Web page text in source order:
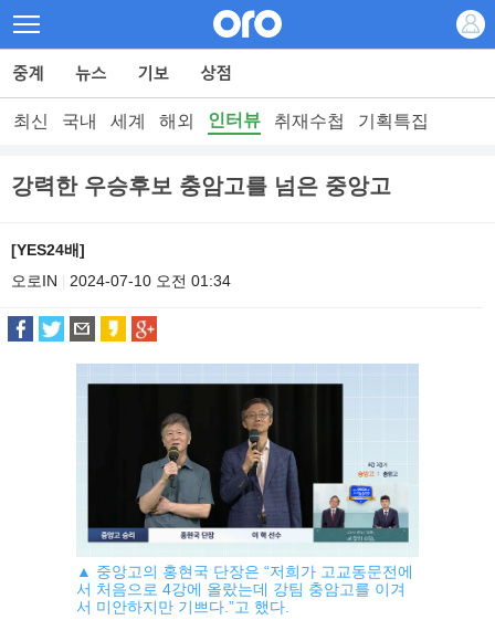
최신 국내 세계 해외 인터뷰 취재수첩 기획특집
강력한 우승후보 충암고를 넘은 중앙고
[YES24배]
오로IN
2024-07-10 오전 01:34
▲ 중앙고의 홍현국 단장은 “저희가 고교동문전에
서 처음으로 4강에 올랐는데 강팀 충암고를 이겨
서 미안하지만 기쁘다.”고 했다.